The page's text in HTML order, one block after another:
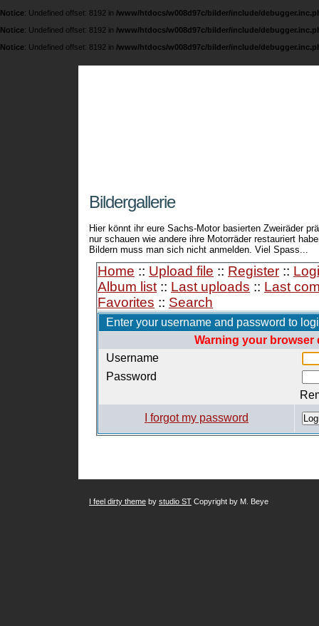
Notice: Undefined offset: 8192 in /www/htdocs/w008d97c/bilder/include/
Notice: Undefined offset: 8192 in /www/htdocs/w008d97c/bilder/include/
Notice: Undefined offset: 8192 in /www/htdocs/w008d97c/bilder/include/
Bildergallerie
Hier könnt ihr eure Sachs-Motor basierten Zweiräder
nur schauen wie andere ihre Motorräder restauriert
Bildern muss man sich nicht anmelden. Viel Spass...
Home :: Upload file :: Register ::
Album list :: Last uploads :: Last
Favorites :: Search
Enter your username and password to
Warning your
Username
Password
I forgot my password
I feel dirty theme by studio ST Copyright by M. Beye